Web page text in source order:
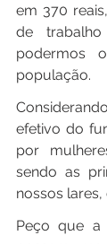
em 370
de
podermos
população.
efetivo do
por
sendo as
nossos
Peço que a